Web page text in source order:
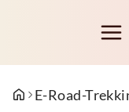
E-Road-